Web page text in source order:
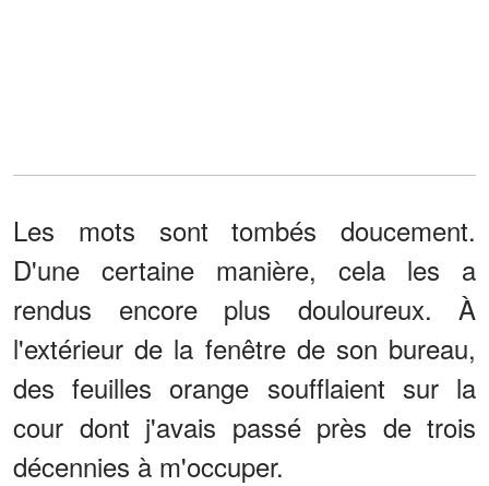
Les mots sont tombés doucement.
D'une certaine manière, cela les a
rendus encore plus douloureux. À
l'extérieur de la fenêtre de son bureau,
des feuilles orange soufflaient sur la
cour dont j'avais passé près de trois
décennies à m'occuper.